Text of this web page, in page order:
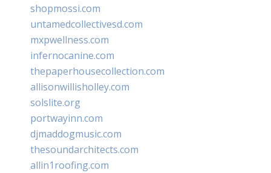
shopmossi.com
untamedcollectivesd.com
mxpwellness.com
infernocanine.com
thepaperhousecollection.com
allisonwillisholley.com
solslite.org
portwayinn.com
djmaddogmusic.com
thesoundarchitects.com
allin1roofing.com